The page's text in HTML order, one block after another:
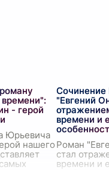
- герой
Юрьевича
нашего
Сочинение
"Евгений
времени и
Роман
стал
времени и